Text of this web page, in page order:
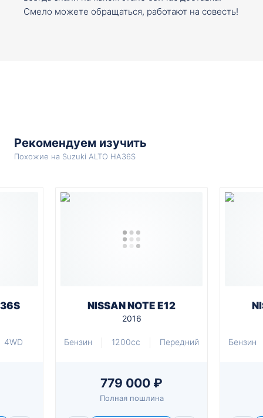
Смело можете обращаться, работают на совесть!
Рекомендуем изучить
Похожие на Suzuki ALTO HA36S
4WD
NISSAN NOTE E12
2016
Бензин 1200cc Передний
779 000 ₽
Полная пошлина
Бензин